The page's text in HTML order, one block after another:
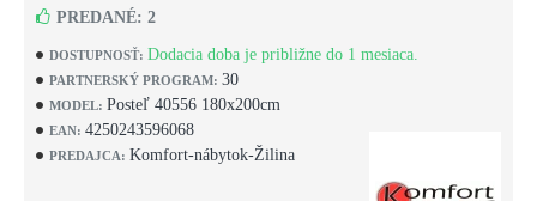
DOSTUPNOSŤ: Dodacia doba je približne do 1 mesiaca.
PARTNERSKÝ PROGRAM: 30
MODEL: Posteľ 40556 180x200cm
EAN: 4250243596068
PREDAJCA: Komfort-nábytok-Žilina
PREDANÉ: 2